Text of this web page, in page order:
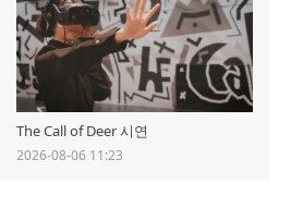
The Call of Deer 시연
2026-08-06 11:23